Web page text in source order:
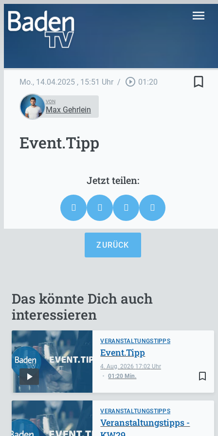
menu
Mo., 14.04.2025 , 15:51 Uhr / play_circle_outline 01:20 bookmark_border
VON
Max Gehrlein
Event.Tipp
ZURÜCK
Das könnte Dich auch
interessieren
VERANSTALTUNGSTIPPS
bookmark_border
4. Aug. 2026 17:02
01:20 Min.
Event.Tipp
VERANSTALTUNGSTIPPS
Veranstaltungstipps -